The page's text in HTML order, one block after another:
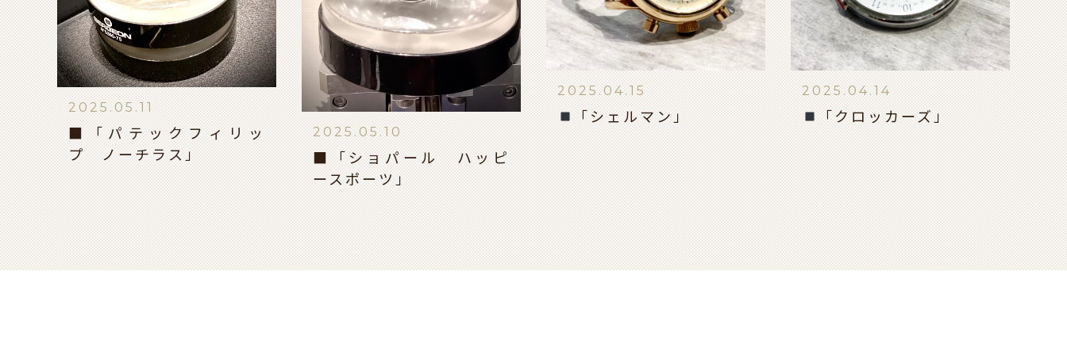
2025.05.11
■「パテックフィリッ
プ ノーチラス」
2025.05.10
■「ショパール ハッピ
ースポーツ」
2025.04.15
「シェルマン」
2025.04.14
「クロッカーズ」